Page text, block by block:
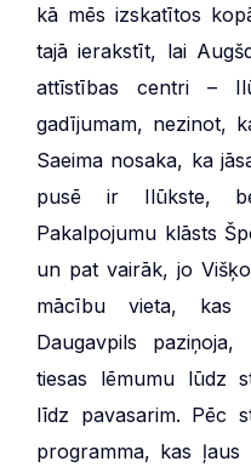
kā mēs izskatītos
tajā ierakstīt, lai
attīstības centri –
gadījumam, nezinot,
Saeima nosaka, ka
pusē ir Ilūkste,
Pakalpojumu klāsts
un pat vairāk, jo
mācību vieta, kas
Daugavpils
tiesas lēmumu lūdz
līdz pavasarim. Pēc
programma, kas ļaus